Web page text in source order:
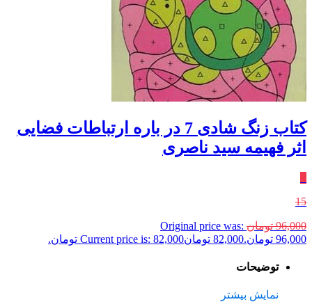
کتاب زنگ شادی 7 در باره ارتباطات فضایی
اثر فهیمه سید ناصری
15
96,000 تومان Original price was:
96,000 تومان.
82,000 تومانCurrent price is: 82,000 تومان.
توضیحات
نمایش بیشتر